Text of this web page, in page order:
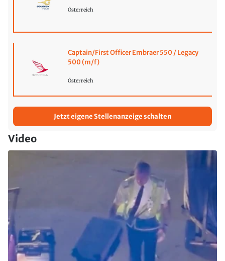
Österreich
Captain/First Officer Embraer 550 / Legacy
500 (m/f)
Österreich
Jetzt eigene Stellenanzeige schalten
Video